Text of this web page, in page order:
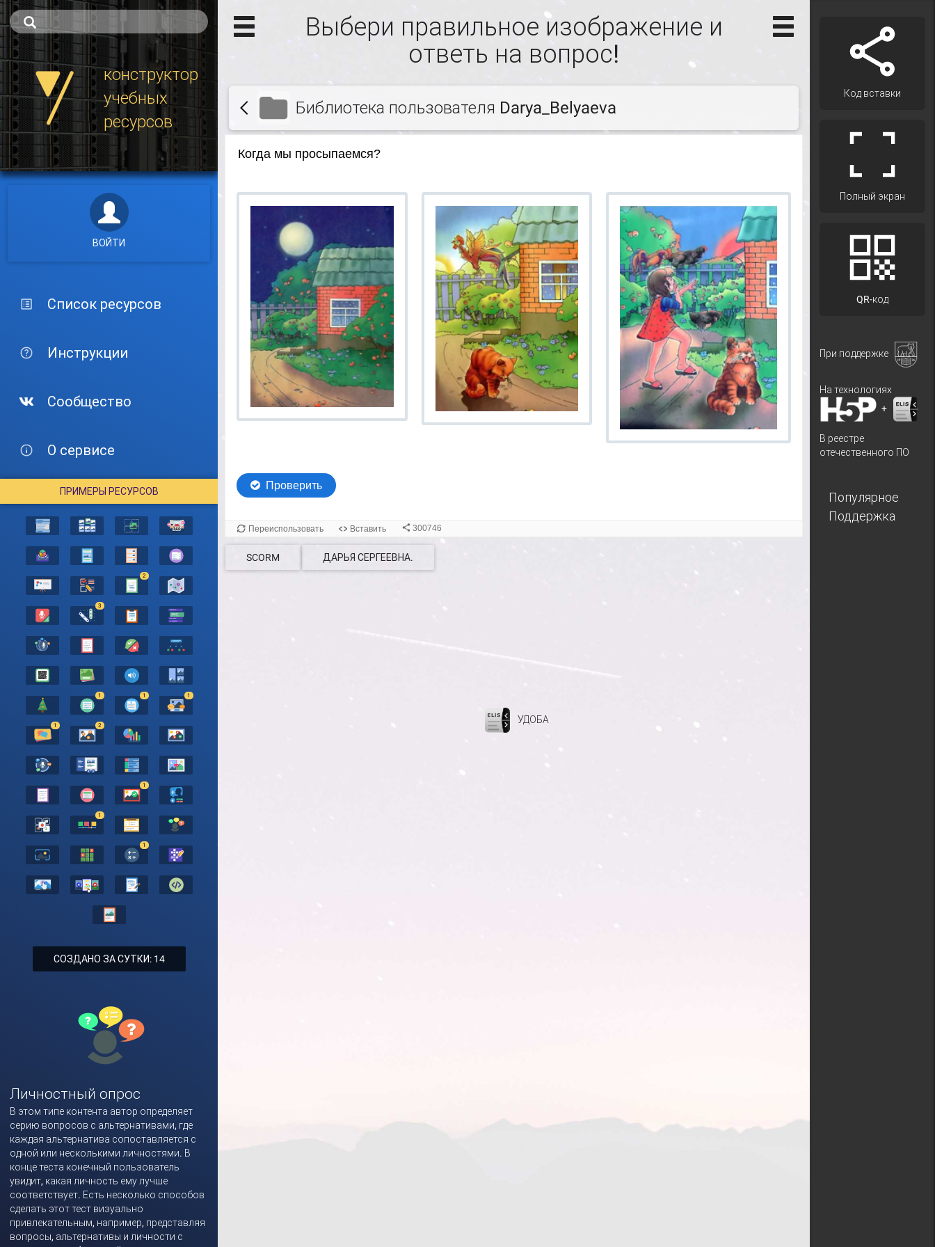
конструктор
учебных
ресурсов
ВОЙТИ
Список ресурсов
Инструкции
Сообщество
О сервисе
ПРИМЕРЫ РЕСУРСОВ
2
3
1 1 1
1 2
1
1
1
СОЗДАНО ЗА СУТКИ: 14
Личностный опрос
В этом типе контента автор определяет
серию вопросов с альтернативами, где
каждая альтернатива сопоставляется с
одной или несколькими личностями. В
конце теста конечный пользователь
увидит, какая личность ему лучше
соответствует. Есть несколько способов
сделать этот тест визуально
привлекательным, например, представляя
вопросы, альтернативы и личности с
Выбери правильное изображение и
ответь на вопрос!
Библиотека пользователя Darya_Belyaeva
SCORM ДАРЬЯ СЕРГЕЕВНА.
УДОБА
Код вставки
Полный экран
QR-код
При поддержке
На технологиях
+
В реестре
отечественного ПО
Популярное
Поддержка